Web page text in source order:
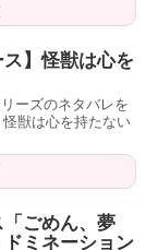
ス】怪獣は心を
ーズのネタバレを
獣は心を持たない
ごめん、夢
ミネーション